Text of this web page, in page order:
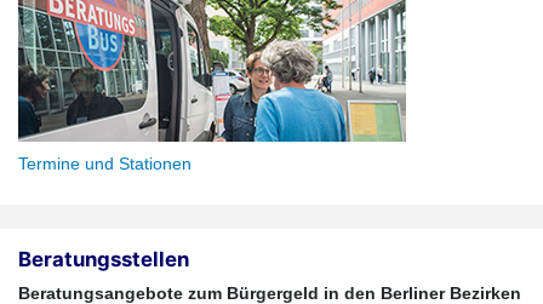
Termine und Stationen
Beratungsstellen
Beratungsangebote zum Bürgergeld in den Berliner Bezirken